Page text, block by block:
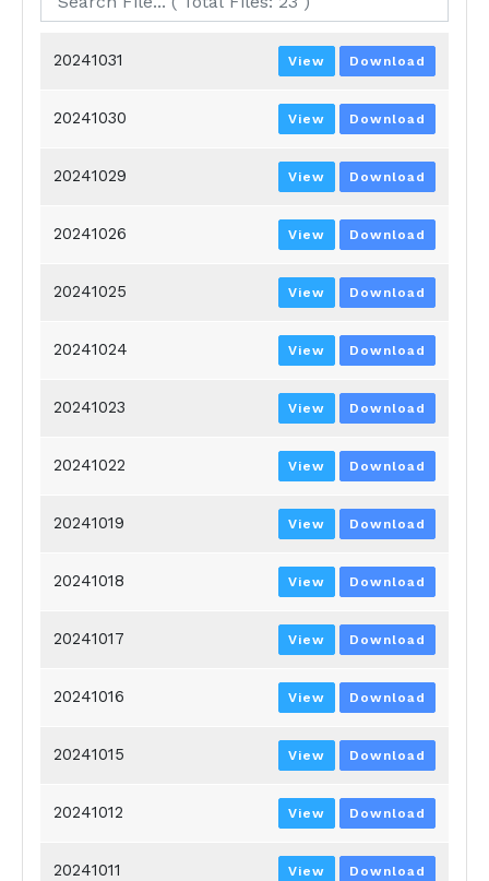
20241031 View Download
20241030 View Download
20241029 View Download
20241026 View Download
20241025 View Download
20241024 View Download
20241023 View Download
20241022 View Download
20241019 View Download
20241018 View Download
20241017 View Download
20241016 View Download
20241015 View Download
20241012 View Download
20241011 View Download